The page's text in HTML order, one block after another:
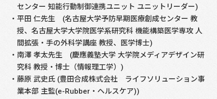
センター 知能行動制御連携ユニット ユニットリーダー)
平田 仁先生 (名古屋大学予防早期医療創成センター 教
授、名古屋大学大学院医学系研究科 機能構築医学専攻 人
間拡張・手の外科学講座 教授、医学博士)
南澤 孝太先生 (慶應義塾大学 大学院メディアデザイン研
究科 教授・博士（情報理工学）)
藤原 武史氏 (豊田合成株式会社 ライフソリューション事
業本部 主監(e-Rubber・ヘルスケア))